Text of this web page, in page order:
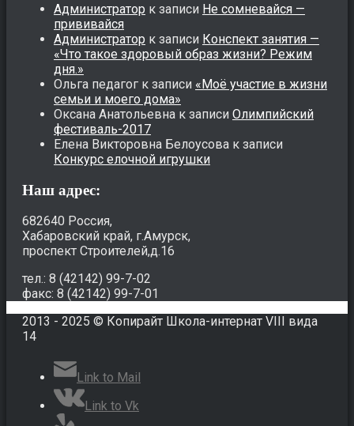
Администратор к записи Не сомневайся —
прививайся
Администратор к записи Конспект занятия —
«Что такое здоровый образ жизни? Режим
дня.»
Ольга педагог к записи «Моё участие в жизни
семьи и моего дома»
Оксана Анатольевна к записи Олимпийский
фестиваль-2017
Елена Викторовна Белоусова к записи
Конкурс елочной игрушки
Наш адрес:
682640 Россия,
Хабаровский край, г.Амурск,
проспект Строителей,д.16
тел.: 8 (42142) 99-7-02
факс: 8 (42142) 99-7-01
2013 - 2025 © Копирайт Школа-интернат VIII вида
14
Link to Mail
Link to Vk